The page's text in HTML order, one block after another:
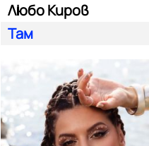
Любо Киров
Там